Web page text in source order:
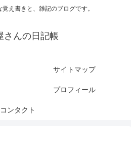
え書きと、雑記のブログです。
さんの日記帳
サイトマップ
プロフィール
コンタクト